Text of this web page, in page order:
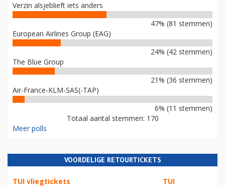
Verzin alsjeblieft iets anders
47% (81 stemmen)
European Airlines Group (EAG)
24% (42 stemmen)
The Blue Group
21% (36 stemmen)
Air-France-KLM-SAS(-TAP)
6% (11 stemmen)
Totaal aantal stemmen: 170
Meer polls
VOORDELIGE RETOURTICKETS
TUI vliegtickets TUI